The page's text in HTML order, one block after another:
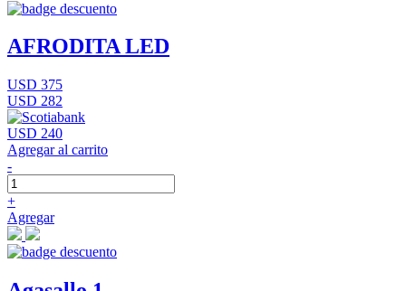
AFRODITA LED
USD 375
USD 282
USD 240
Agregar al carrito
-
+
Agregar